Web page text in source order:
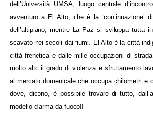
dell’Università UMSA, luogo centrale
avventuro a El Alto, che è la ‘continuazione’
dell’altipiano, mentre La Paz si sviluppa tutta in
scavato nei secoli dai fiumi. El Alto è la città
città frenetica e dalle mille occupazioni di
molto alto il grado di violenza e sfruttamento
al mercato domenicale che occupa chilometri e
dove, dicono, è possibile trovare di tutto,
modello d’arma da fuoco!!